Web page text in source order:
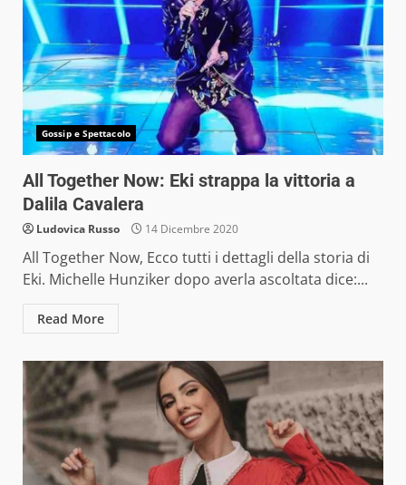
Gossip e Spettacolo
All Together Now: Eki strappa la vittoria a
Dalila Cavalera
Ludovica Russo 14 Dicembre 2020
All Together Now, Ecco tutti i dettagli della storia di
Eki. Michelle Hunziker dopo averla ascoltata dice:...
Read More